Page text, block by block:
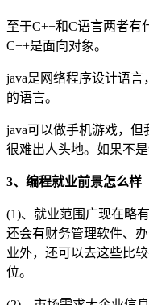
至于C++和C语言两者有
C++是面向对象。
java是网络程序设计语言
的语言。
java可以做手机游戏，但
很难出人头地。如果不
3、编程就业前景怎么样
(1)、就业范围广现在略
还会有财务管理软件、
业外，还可以去这些比
位。